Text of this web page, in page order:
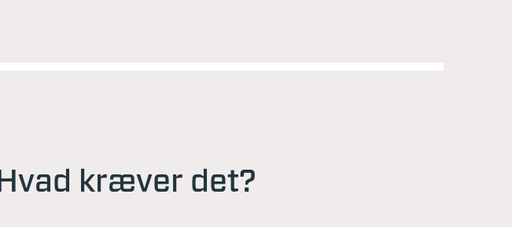
Hvad kræver det?